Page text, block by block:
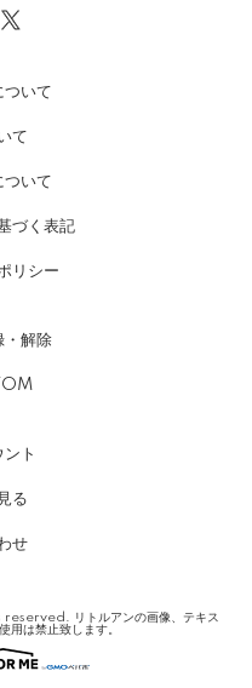
ついて
て
ついて
づく表記
リシー
・解除
ト
る
せ
リトルアンの画像、テキス
用は禁止致します。